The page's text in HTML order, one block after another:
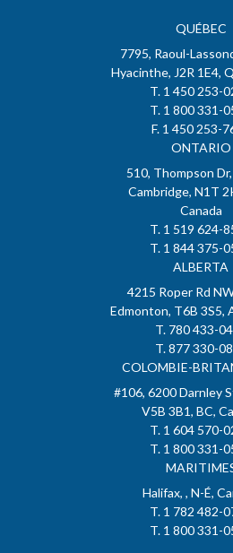
QUÉBEC
7795, Raoul-
Hyacinthe, J2R 1E4,
T. 1 450 253-
T. 1 800 331-
F. 1 450 253-
ONTARIO
510, Thompson
Cambridge, N1T
Canada
T. 1 519 624-
T. 1 844 375-
ALBERTA
4215 Roper Rd
Edmonton, T6B 3S5,
T. 780 433-
T. 877 330-
COLOMBIE-
#106, 6200 Darnley
V5B 3B1, BC,
T. 1 604 570-
T. 1 800 331-
Halifax, , N-É,
T. 1 782 482-
T. 1 800 331-